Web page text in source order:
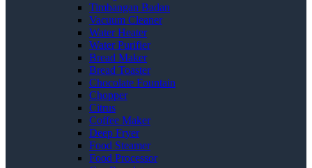
Timbangan Badan
Vacuum Cleaner
Water Heater
Water Purifier
Bread Maker
Bread Toaster
Chocolate Fountain
Chopper
Citrus
Coffee Maker
Deep Fryer
Food Steamer
Food Processor